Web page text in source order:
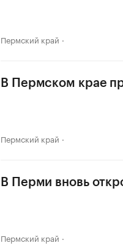
Пермский край
В Пермском крае
Пермский край
В Перми вновь
Пермский край